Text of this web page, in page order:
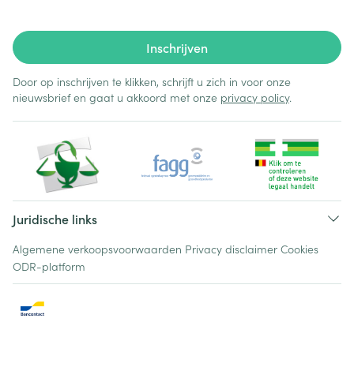
Inschrijven
Door op inschrijven te klikken, schrijft u zich in voor onze
nieuwsbrief en gaat u akkoord met onze privacy policy.
Juridische links
Algemene verkoopsvoorwaarden Privacy disclaimer Cookies
ODR-platform